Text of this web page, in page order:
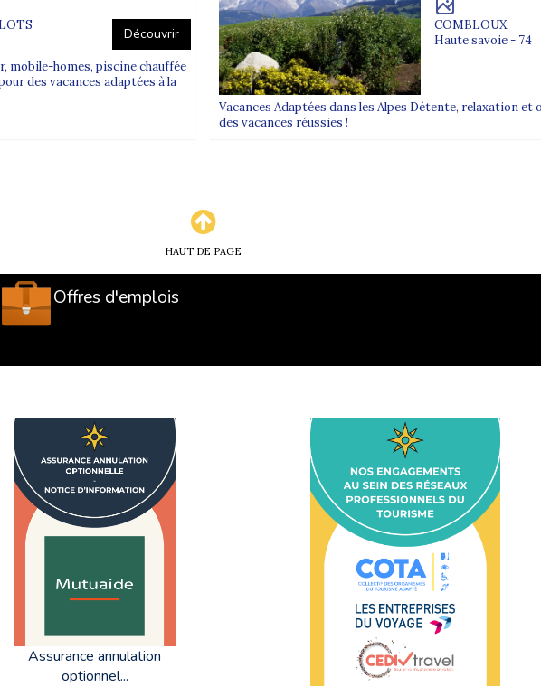
Découvrir
mobile-homes, piscine chauffée
des vacances adaptées à la
COMBLOUX
Haute savoie - 74
Vacances Adaptées dans les Alpes Détente, relaxation
des vacances réussies !
HAUT DE PAGE
Offres d'emplois
Assurance annulation
optionnel...